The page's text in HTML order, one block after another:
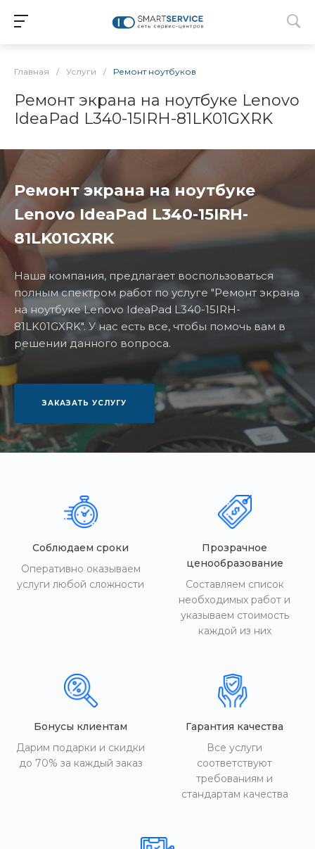
Главная / Услуги / Ремонт ноутбуков
Ремонт экрана на ноутбуке Lenovo
IdeaPad L340-15IRH-81LK01GXRK
Ремонт экрана на ноутбуке
Lenovo IdeaPad L340-15IRH-
81LK01GXRK
Наша компания, предлагает воспользоваться
полным спектром работ по услуге "Ремонт экрана
на ноутбуке Lenovo IdeaPad L340-15IRH-
81LK01GXRK". У нас есть все, чтобы помочь вам в
решении данного вопроса.
ЗАКАЗАТЬ УСЛУГУ
Соблюдаем сроки
Оперативно оказываем
услуги любой сложности
Прозрачное
ценообразование
Составляем список
необходимых работ и
указываем стоимость
каждой из них
Бонусы клиентам
Дарим подарки и скидки
до 70% за каждый заказ
Гарантия качества
Все услуги
соответствуют
требованиям и
стандартам качества